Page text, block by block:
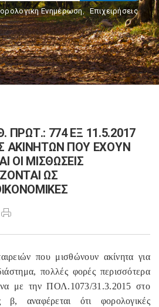
Ενημέρωση, Επιχειρήσεις
ΠΡΩΤ.: 774 ΕΞ 11.5.2017
ΑΚΙΝΗΤΩΝ ΠΟΥ ΕΧΟΥΝ
ΟΙ ΜΙΣΘΩΣΕΙΣ
ΩΣ
που μισθώνουν ακίνητα για
πολλές φορές περισσότερα
με την ΠΟΛ.1073/31.3.2015 στο
αναφέρεται ότι φορολογικές